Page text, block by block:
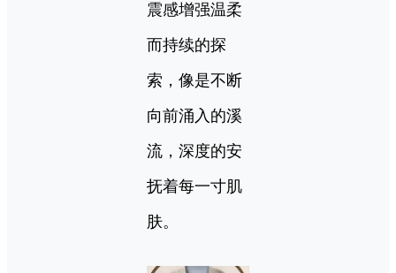
震感增强温柔
而持续的探
索，像是不断
向前涌入的溪
流，深度的安
抚着每一寸肌
肤。